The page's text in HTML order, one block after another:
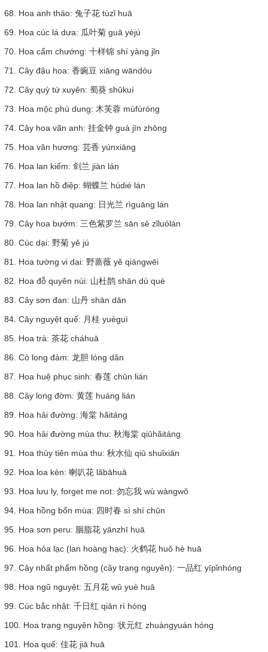
68. Hoa anh thảo: 兔子花 tùzǐ huā
69. Hoa cúc lá dưa: 瓜叶菊 guā yèjú
70. Hoa cẩm chướng: 十样锦 shí yàng jǐn
71. Cây đậu hoa: 香豌豆 xiāng wāndòu
72. Cây quỳ tứ xuyên: 蜀葵 shǔkuí
73. Hoa mộc phù dung: 木芙蓉 mùfúróng
74. Cây hoa vãn anh: 挂金钟 guà jīn zhōng
75. Hoa vân hương: 芸香 yúnxiāng
76. Hoa lan kiếm: 剑兰 jiàn lán
77. Hoa lan hồ điệp: 蝴蝶兰 húdié lán
78. Hoa lan nhật quang: 日光兰 rìguāng lán
79. Cây hoa bướm: 三色紫罗兰 sān sè zǐluólán
80. Cúc dại: 野菊 yě jú
81. Hoa tường vi dại: 野蔷薇 yě qiángwēi
82. Hoa đỗ quyên núi: 山杜鹊 shān dù què
83. Cây sơn đan: 山丹 shān dān
84. Cây nguyệt quế: 月桂 yuèguì
85. Hoa trà: 茶花 cháhuā
86. Cỏ long đảm: 龙胆 lóng dǎn
87. Hoa huệ phục sinh: 春莲 chūn lián
88. Cây long đờm: 黄莲 huáng lián
89. Hoa hải đường: 海棠 hǎitáng
90. Hoa hải đường mùa thu: 秋海棠 qiūhǎitáng
91. Hoa thủy tiên mùa thu: 秋水仙 qiū shuǐxiān
92. Hoa loa kèn: 喇叭花 lǎbāhuā
93. Hoa lưu ly, forget me not: 勿忘我 wù wàngwǒ
94. Hoa hồng bốn mùa: 四时春 sì shí chūn
95. Hoa sơn peru: 胭脂花 yānzhī huā
96. Hoa hỏa lạc (lan hoàng hạc): 火鹤花 huǒ hè huā
97. Cây nhất phẩm hồng (cây trạng nguyên): 一品红 yīpǐnhóng
98. Hoa ngũ nguyệt: 五月花 wǔ yuè huā
99. Cúc bắc nhật: 千日红 qiān rì hóng
100. Hoa trạng nguyên hồng: 状元红 zhuàngyuán hóng
101. Hoa quế: 佳花 jiā huā